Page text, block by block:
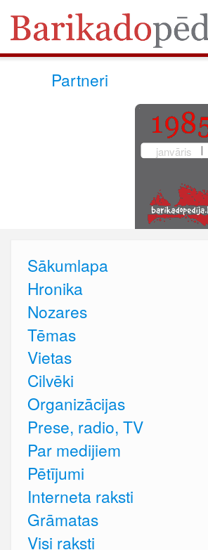
Partneri
janvāris
Sākumlapa
Hronika
Nozares
Tēmas
Vietas
Cilvēki
Organizācijas
Prese, radio, TV
Par medijiem
Pētījumi
Interneta raksti
Grāmatas
Visi raksti